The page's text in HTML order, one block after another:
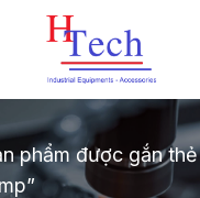
phẩm được gắn